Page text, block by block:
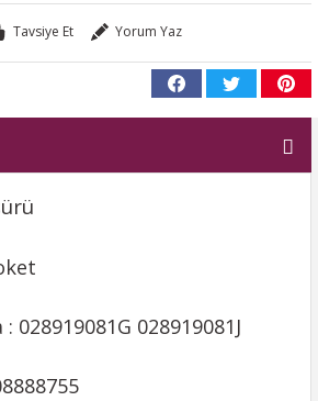
Tavsiye Et Yorum Yaz
028919081G 028919081J